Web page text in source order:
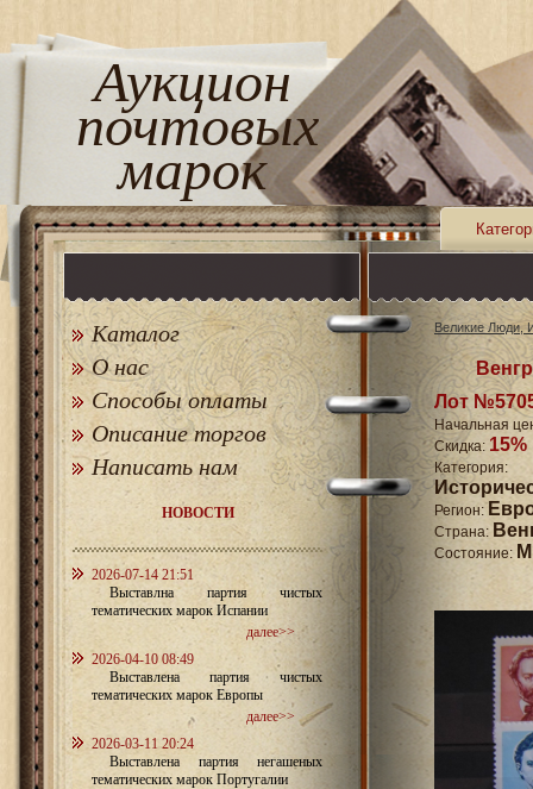
Аукцион
почтовых
марок
Каталог
О нас
Способы оплаты
Описание торгов
Написать нам
НОВОСТИ
2026-07-14 21:51
Выставлна партия чистых
тематических марок Испании
далее>>
2026-04-10 08:49
Выставлена партия чистых
тематических марок Европы
далее>>
2026-03-11 20:24
Выставлена партия негашеных
тематических марок Португалии
Великие Люди,
Лот
Начальная
Скидка: 15%
Регион:
Страна:
Состояние: